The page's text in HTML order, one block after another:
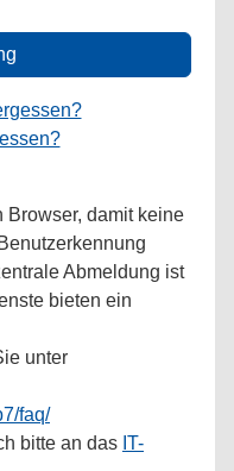
damit keine
Abmeldung ist
bieten ein
unter
faq/
bitte an das IT-